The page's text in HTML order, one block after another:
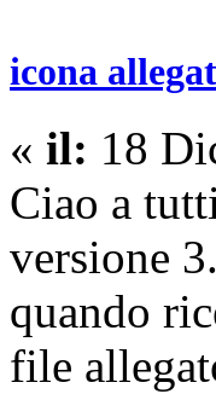
icona
« il: 18
Ciao a
versione
quando
file